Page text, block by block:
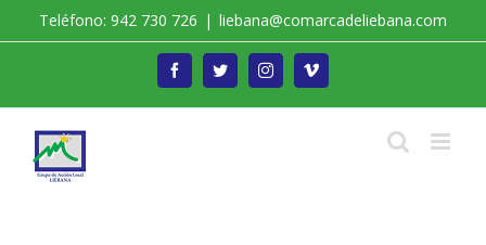
Teléfono: 942 730 726 | liebana@comarcadeliebana.com
FacebookTwitterInstagramVimeo